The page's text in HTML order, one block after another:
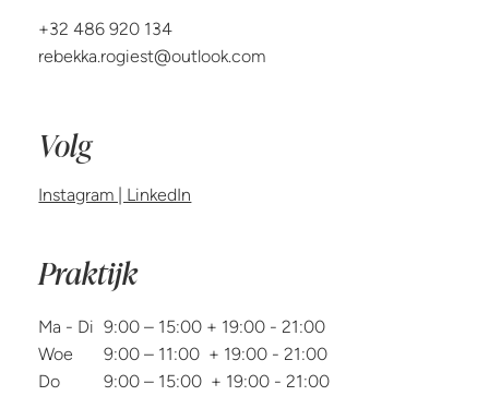
+32 486 920 134
rebekka.rogiest@outlook.com
Volg
Instagram | LinkedIn
Praktijk
Ma - Di
Woe
Do
9:00 – 15:00 + 19:00 - 21:00
9:00 – 11:00 + 19:00 - 21:00
9:00 – 15:00 + 19:00 - 21:00